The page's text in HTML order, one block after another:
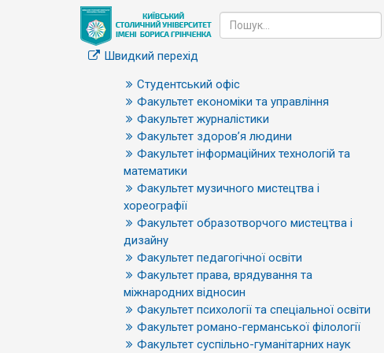
Швидкий перехід
Студентський офіс
Факультет економіки та управління
Факультет журналістики
Факультет здоров’я людини
Факультет інформаційних технологій та
математики
Факультет музичного мистецтва і
хореографії
Факультет образотворчого мистецтва і
дизайну
Факультет педагогічної освіти
Факультет права, врядування та
міжнародних відносин
Факультет психології та спеціальної освіти
Факультет романо-германської філології
Факультет суспільно-гуманітарних наук